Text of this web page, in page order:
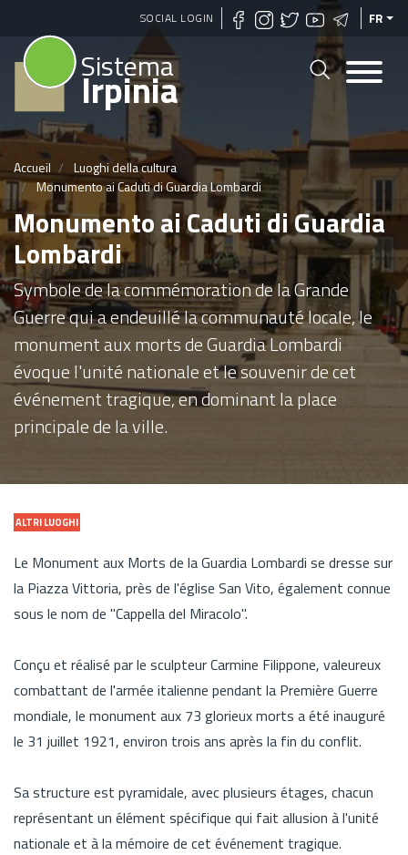
Aller
SOCIAL LOGIN FR
Sistema
Irpinia
Accueil
Luoghi della cultura
Monumento ai Caduti di Guardia Lombardi
Monumento ai Caduti di Guardia
Lombardi
Symbole de la commémoration de la Grande
Guerre qui a endeuillé la communauté locale, le
monument aux morts de Guardia Lombardi
évoque l'unité nationale et le souvenir de cet
événement tragique, en dominant la place
principale de la ville.
ALTRI LUOGHI
Le Monument aux Morts de la Guardia Lombardi se dresse sur
la Piazza Vittoria, près de l'église San Vito, également connue
sous le nom de "Cappella del Miracolo".
Conçu et réalisé par le sculpteur Carmine Filippone, valeureux
combattant de l'armée italienne pendant la Première Guerre
mondiale, le monument aux 73 glorieux morts a été inauguré
le 31 juillet 1921, environ trois ans après la fin du conflit.
Sa structure est pyramidale, avec plusieurs étages, chacun
représentant un élément spécifique qui fait allusion à l'unité
nationale et à la mémoire de cet événement tragique.